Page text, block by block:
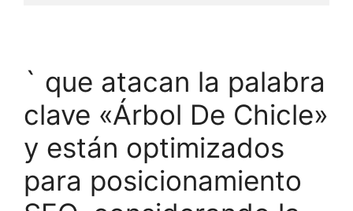
` que atacan la palabra
clave «Árbol De Chicle»
y están optimizados
para posicionamiento